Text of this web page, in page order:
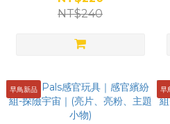
NT$240
早鳥新品 早